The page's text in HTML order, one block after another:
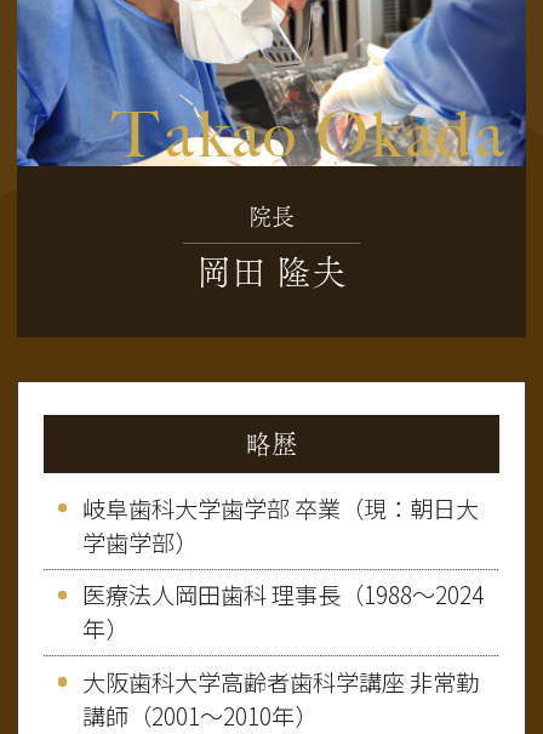
院長
岡田 隆夫
Takao Okada
略歴
岐阜歯科大学歯学部 卒業（現：朝日大
学歯学部）
医療法人岡田歯科 理事長（1988～2024
年）
大阪歯科大学高齢者歯科学講座 非常勤
講師（2001～2010年）